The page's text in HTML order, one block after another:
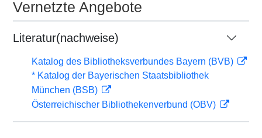
Vernetzte Angebote
Literatur(nachweise)
Katalog des Bibliotheksverbundes Bayern (BVB)
* Katalog der Bayerischen Staatsbibliothek
München (BSB)
Österreichischer Bibliothekenverbund (OBV)